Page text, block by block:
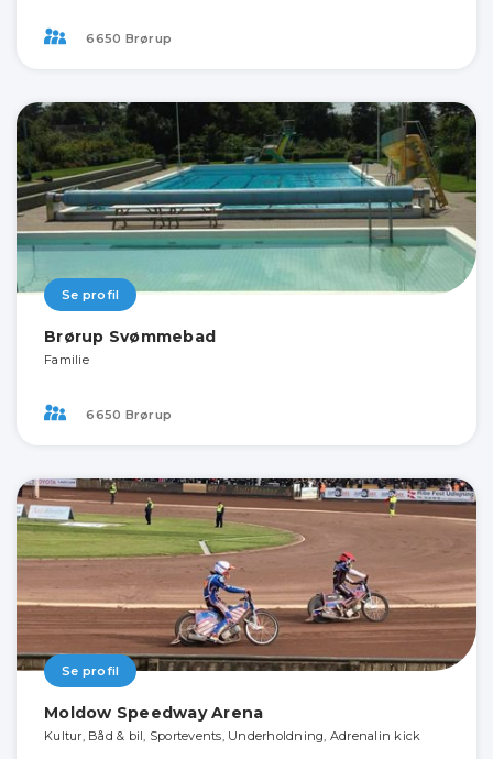
6650 Brørup
Se profil
Brørup Svømmebad
Familie
6650 Brørup
Se profil
Moldow Speedway Arena
Kultur, Båd & bil, Sportevents, Underholdning, Adrenalin kick